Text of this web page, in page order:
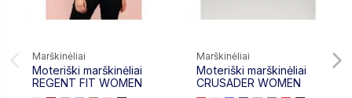
Marškinėliai
Moteriški marškinėliai
REGENT FIT WOMEN
Marškinėliai
Moteriški marškinėliai
CRUSADER WOMEN